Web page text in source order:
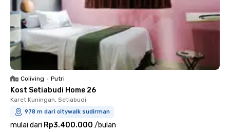
Coliving • Putri
Kost Setiabudi Home 26
Karet Kuningan, Setiabudi
978 m dari citywalk sudirman
mulai dari Rp3.400.000 /bulan